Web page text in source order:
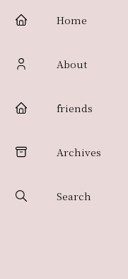
Home
About
friends
Archives
Search